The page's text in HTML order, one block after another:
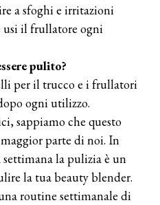
a sfoghi e irritazioni
usi il frullatore ogni
pulito?
per il trucco e i frullatori
ogni utilizzo.
sappiamo che questo
parte di noi. In
la pulizia è un
la tua beauty blender.
routine settimanale di